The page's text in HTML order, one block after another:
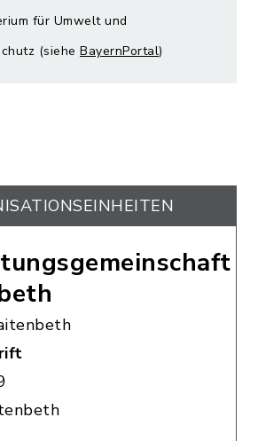
für Umwelt und
(siehe BayernPortal)